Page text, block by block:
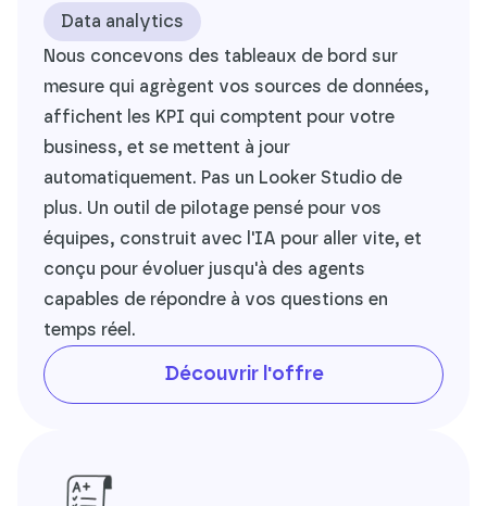
Data analytics
Nous concevons des tableaux de bord sur
mesure qui agrègent vos sources de données,
affichent les KPI qui comptent pour votre
business, et se mettent à jour
automatiquement. Pas un Looker Studio de
plus. Un outil de pilotage pensé pour vos
équipes, construit avec l'IA pour aller vite, et
conçu pour évoluer jusqu'à des agents
capables de répondre à vos questions en
temps réel.
Découvrir l'offre